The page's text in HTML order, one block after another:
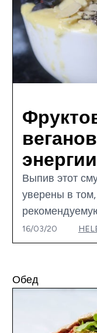
Выпив этот
уверены в
16/03/20
Обед